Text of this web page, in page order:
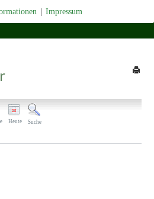
Termine
Heute Suche
Impressum